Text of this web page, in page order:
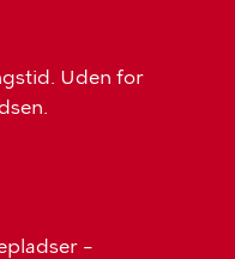
Uden for
–